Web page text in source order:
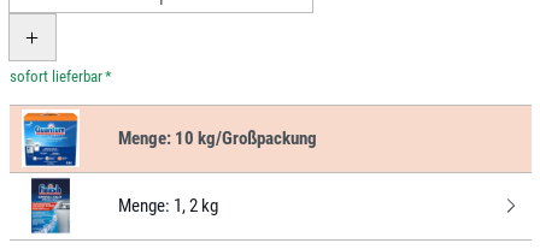
*
Menge: 10 kg/Großpackung
Menge: 1, 2 kg